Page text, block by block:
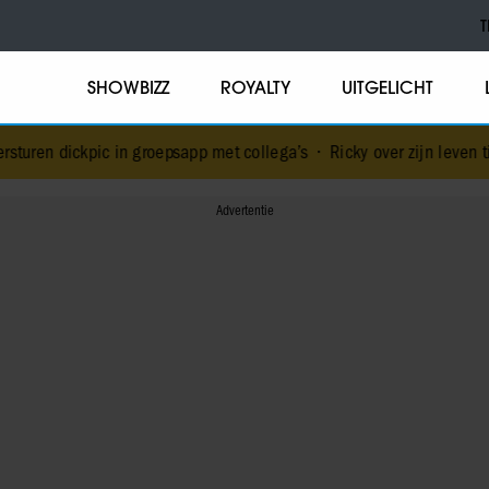
SHOWBIZZ ROYALTY UITGELICHT
groepsapp met collega’s•Ricky over zijn leven tijdens en na